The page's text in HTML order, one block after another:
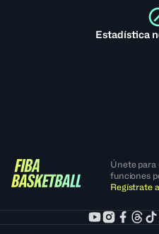
Estadística
Únete para
funciones
Regístrate